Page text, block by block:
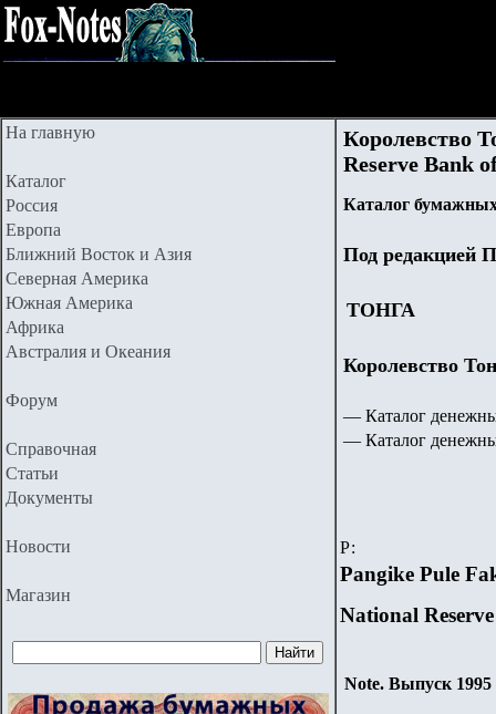
На главную
Каталог
Россия
Европа
Ближний Восток и Азия
Северная Америка
Южная Америка
Африка
Австралия и Океания
Форум
Справочная
Статьи
Документы
Новости
Магазин
Королевство
Reserve Bank
Каталог
Под редакцией
ТОНГА
Королевство
— Каталог
— Каталог
Р:
Pangike Pule
National
Note. Выпуск 1995